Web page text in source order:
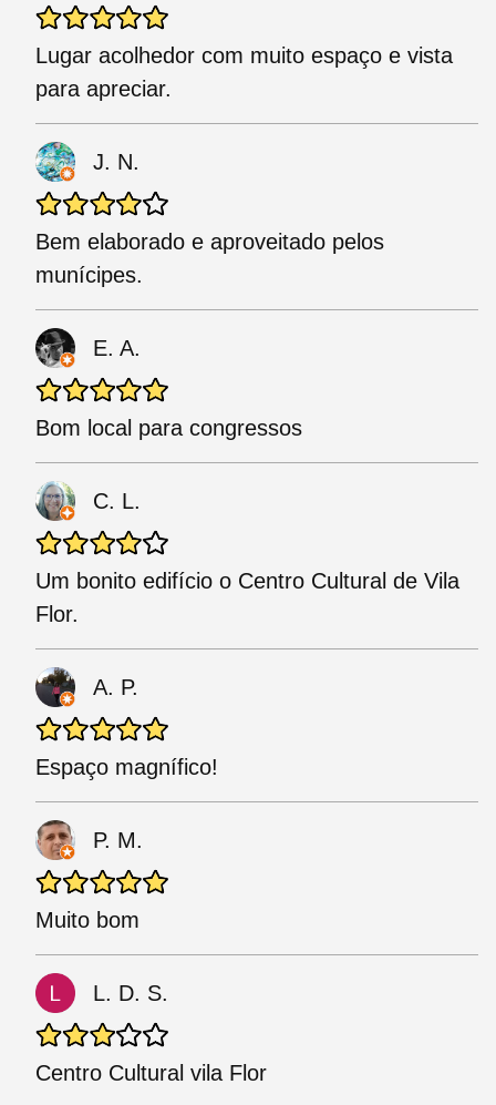
Lugar acolhedor com muito espaço e vista
para apreciar.
J. N.
Bem elaborado e aproveitado pelos
munícipes.
E. A.
Bom local para congressos
C. L.
Um bonito edifício o Centro Cultural de Vila
Flor.
A. P.
Espaço magnífico!
P. M.
Muito bom
L. D. S.
Centro Cultural vila Flor